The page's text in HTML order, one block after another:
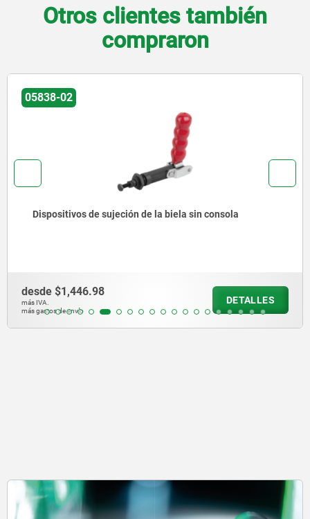
Otros clientes también
compraron
05838-02
Dispositivos de sujeción de la biela sin consola
desde $1,446.98
más IVA.
más gastos de envío
DETALLES